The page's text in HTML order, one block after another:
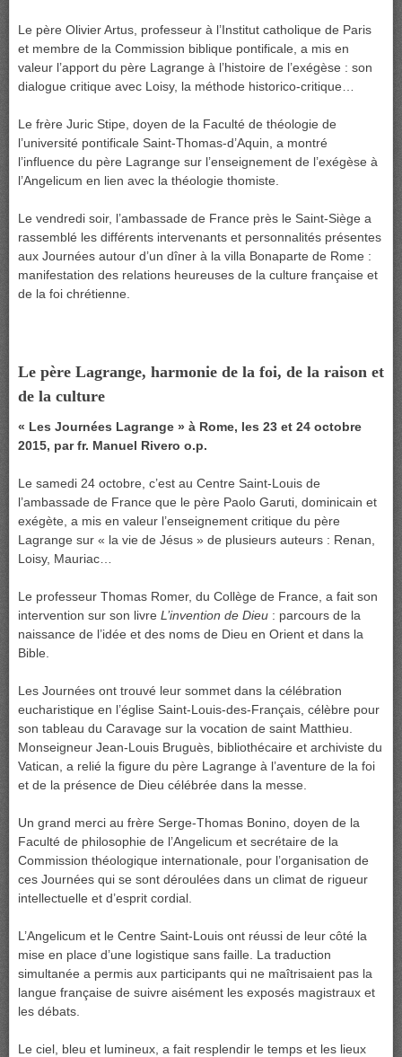
Le père Olivier Artus, professeur à l’Institut catholique de Paris
et membre de la Commission biblique pontificale, a mis en
valeur l’apport du père Lagrange à l’histoire de l’exégèse : son
dialogue critique avec Loisy, la méthode historico-critique…
Le frère Juric Stipe, doyen de la Faculté de théologie de
l’université pontificale Saint-Thomas-d’Aquin, a montré
l’influence du père Lagrange sur l’enseignement de l’exégèse à
l’Angelicum en lien avec la théologie thomiste.
Le vendredi soir, l’ambassade de France près le Saint-Siège a
rassemblé les différents intervenants et personnalités présentes
aux Journées autour d’un dîner à la villa Bonaparte de Rome :
manifestation des relations heureuses de la culture française et
de la foi chrétienne.
Le père Lagrange, harmonie de la foi, de la raison et
de la culture
« Les Journées Lagrange » à Rome, les 23 et 24 octobre
2015, par fr. Manuel Rivero o.p.
Le samedi 24 octobre, c’est au Centre Saint-Louis de
l’ambassade de France que le père Paolo Garuti, dominicain et
exégète, a mis en valeur l’enseignement critique du père
Lagrange sur « la vie de Jésus » de plusieurs auteurs : Renan,
Loisy, Mauriac…
Le professeur Thomas Romer, du Collège de France, a fait son
intervention sur son livre L’invention de Dieu : parcours de la
naissance de l’idée et des noms de Dieu en Orient et dans la
Bible.
Les Journées ont trouvé leur sommet dans la célébration
eucharistique en l’église Saint-Louis-des-Français, célèbre pour
son tableau du Caravage sur la vocation de saint Matthieu.
Monseigneur Jean-Louis Bruguès, bibliothécaire et archiviste du
Vatican, a relié la figure du père Lagrange à l’aventure de la foi
et de la présence de Dieu célébrée dans la messe.
Un grand merci au frère Serge-Thomas Bonino, doyen de la
Faculté de philosophie de l’Angelicum et secrétaire de la
Commission théologique internationale, pour l’organisation de
ces Journées qui se sont déroulées dans un climat de rigueur
intellectuelle et d’esprit cordial.
L’Angelicum et le Centre Saint-Louis ont réussi de leur côté la
mise en place d’une logistique sans faille. La traduction
simultanée a permis aux participants qui ne maîtrisaient pas la
langue française de suivre aisément les exposés magistraux et
les débats.
Le ciel, bleu et lumineux, a fait resplendir le temps et les lieux